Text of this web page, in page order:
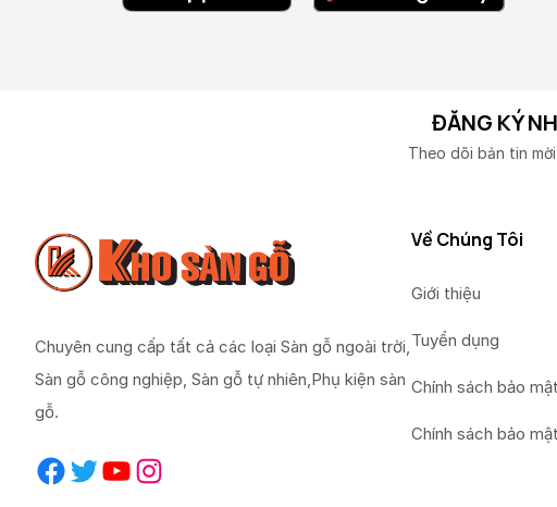
ĐĂNG KÝ
Theo dõi bản tin
Chuyên cung cấp tất cả các loại Sàn gỗ ngoài trời,
Sàn gỗ công nghiệp, Sàn gỗ tự nhiên,Phụ kiện sàn
gỗ.
Facebook Twitter YouTube Instagram
Về Chúng Tôi
Giới thiệu
Tuyển dụng
Chính sách bảo
Chính sách bảo